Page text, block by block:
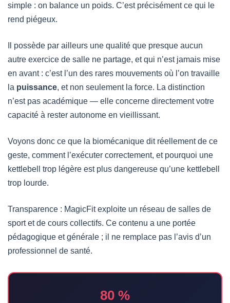
simple : on balance un poids. C’est précisément ce qui le
rend piégeux.
Il possède par ailleurs une qualité que presque aucun
autre exercice de salle ne partage, et qui n’est jamais mise
en avant : c’est l’un des rares mouvements où l’on travaille
la puissance, et non seulement la force. La distinction
n’est pas académique — elle concerne directement votre
capacité à rester autonome en vieillissant.
Voyons donc ce que la biomécanique dit réellement de ce
geste, comment l’exécuter correctement, et pourquoi une
kettlebell trop légère est plus dangereuse qu’une kettlebell
trop lourde.
Transparence : MagicFit exploite un réseau de salles de
sport et de cours collectifs. Ce contenu a une portée
pédagogique et générale ; il ne remplace pas l’avis d’un
professionnel de santé.
80 %